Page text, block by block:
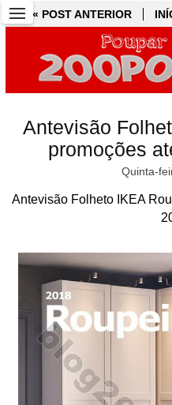
« POST ANTERIOR
Antevisão
promoções
Quinta-
Antevisão Folheto IKEA
« POST ANTERIOR